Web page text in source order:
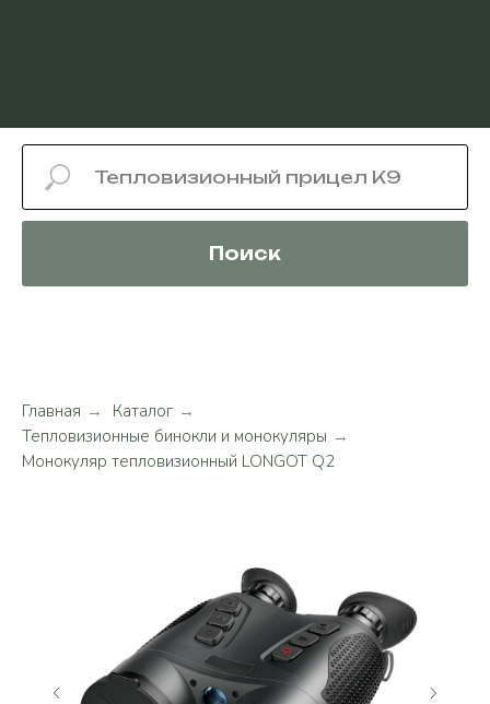
Поиск
Главная → Каталог →
Тепловизионные бинокли и монокуляры →
Монокуляр тепловизионный LONGOT Q2